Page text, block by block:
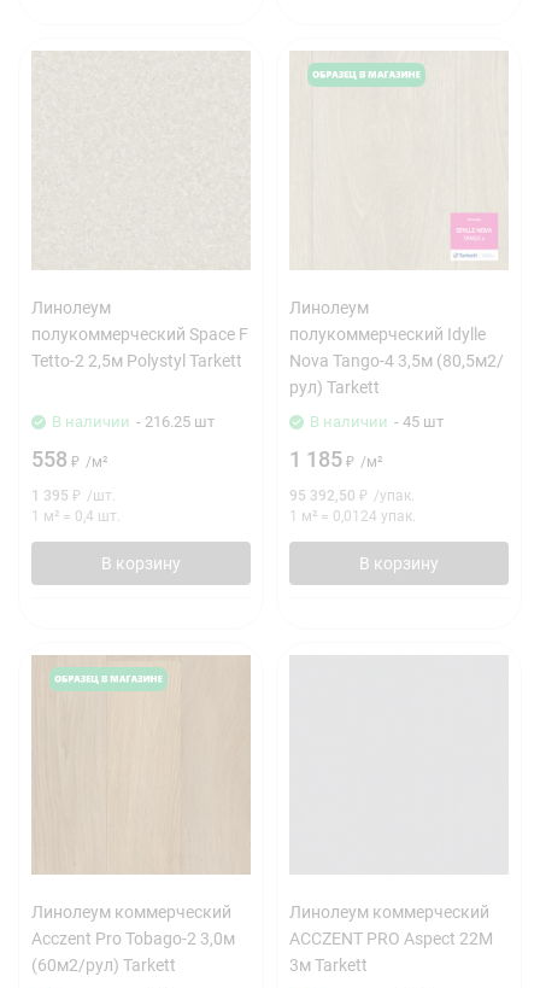
Линолеум
полукоммерческий Space F
Tetto-2 2,5м Polystyl Tarkett
В наличии - 216.25 шт
558 ₽ /м²
1 395 ₽ /шт.
1 м² = 0,4 шт.
В корзину
Линолеум
полукоммерческий Idylle
Nova Tango-4 3,5м (80,5м2/
рул) Tarkett
В наличии - 45 шт
1 185 ₽ /м²
95 392,50 ₽ /упак.
1 м² = 0,0124 упак.
В корзину
Линолеум коммерческий
Acczent Pro Tobago-2 3,0м
(60м2/рул) Tarkett
Линолеум коммерческий
ACCZENT PRO Aspect 22M
3м Tarkett